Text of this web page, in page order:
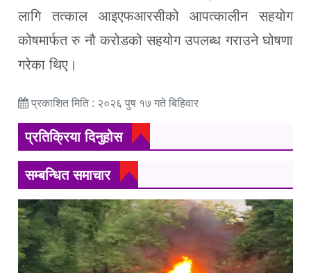
लागि तत्काल आइएफआरसीको आपत्कालीन सहयोग
कोषमार्फत रु नौ करोडको सहयोग उपलब्ध गराउने घोषणा
गरेका थिए।
प्रकाशित मिति : २०२६ पुष १७ गते बिहिवार
प्रतिक्रिया दिनुहोस
सम्बन्धित समाचार